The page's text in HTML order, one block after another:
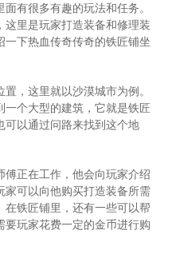
有很多有趣的玩法和任务。
里是玩家打造装备和修理装
下热血传奇传奇的铁匠铺坐
，这里就以沙漠城市为例。
个大型的建筑，它就是铁匠
可以通过问路来找到这个地
正在工作，他会向玩家介绍
家可以向他购买打造装备所需
在铁匠铺里，还有一些可以帮
玩家花费一定的金币进行购